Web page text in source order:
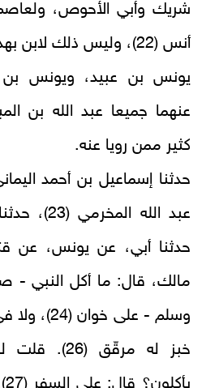
شريك وأبي الأحوص،
أنس (22)، وليس ذلك لابن بهدلة.
يونس بن عبيد، ويونس بن
عنهما جميعا عبد الله بن
كثير ممن رويا عنه.
حدثنا إسماعيل بن أحمد
عبد الله
حدثنا أبي، عن يونس، عن
مالك، قال: ما أكل النبي -
خبز له مرقّق